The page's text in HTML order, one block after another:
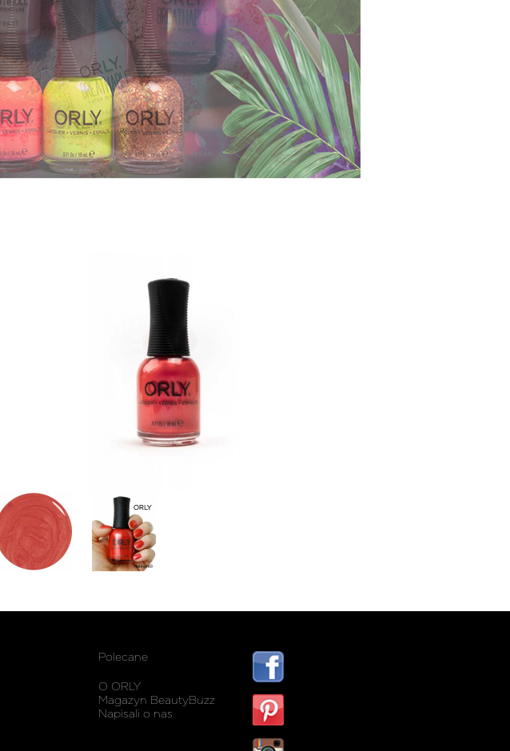
Polecane
O ORLY
Magazyn BeautyBuzz
Napisali o nas